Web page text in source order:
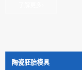
陶瓷胚胎模具